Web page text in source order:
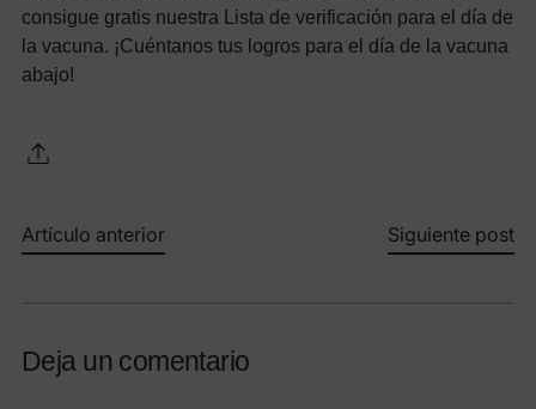
consigue gratis nuestra Lista de verificación para el día de
la vacuna. ¡Cuéntanos tus logros para el día de la vacuna
abajo!
Artículo anterior Siguiente post
Deja un comentario